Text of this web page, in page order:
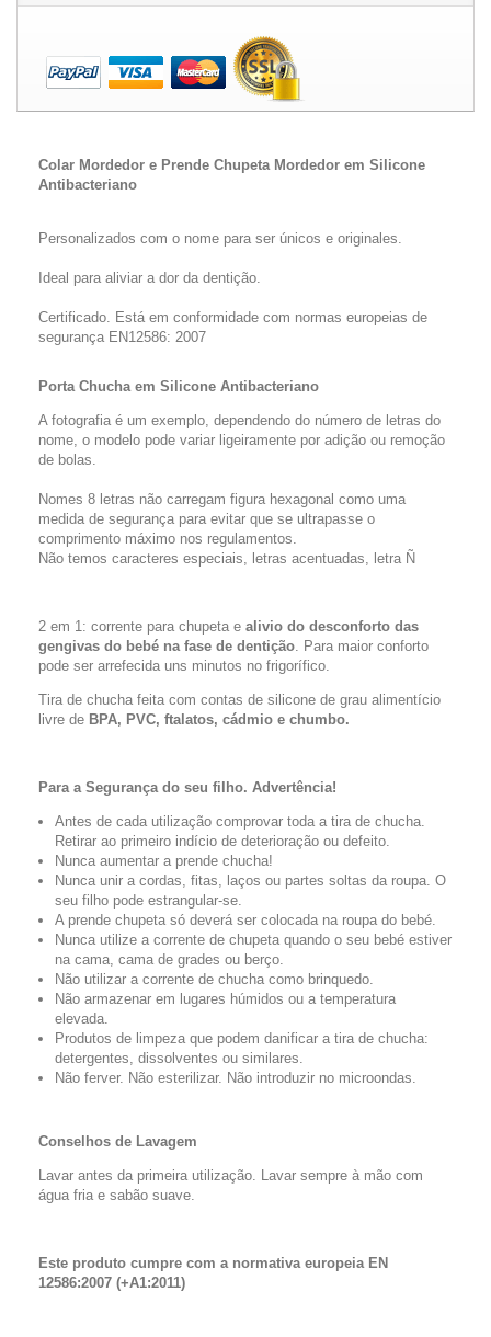
Colar Mordedor e Prende Chupeta Mordedor em Silicone
Antibacteriano
Personalizados com o nome para ser únicos e originales.
Ideal para aliviar a dor da dentição.
Certificado. Está em conformidade com normas europeias de
segurança EN12586: 2007
Porta Chucha em Silicone Antibacteriano
A fotografia é um exemplo, dependendo do número de letras do
nome, o modelo pode variar ligeiramente por adição ou remoção
de bolas.
Nomes 8 letras não carregam figura hexagonal como uma
medida de segurança para evitar que se ultrapasse o
comprimento máximo nos regulamentos.
Não temos caracteres especiais, letras acentuadas, letra Ñ
2 em 1: corrente para chupeta e alivio do desconforto das
gengivas do bebé na fase de dentição. Para maior conforto
pode ser arrefecida uns minutos no frigorífico.
Tira de chucha feita com contas de silicone de grau alimentício
livre de BPA, PVC, ftalatos, cádmio e chumbo.
Para a Segurança do seu filho. Advertência!
Antes de cada utilização comprovar toda a tira de chucha.
Retirar ao primeiro indício de deterioração ou defeito.
Nunca aumentar a prende chucha!
Nunca unir a cordas, fitas, laços ou partes soltas da roupa. O
seu filho pode estrangular-se.
A prende chupeta só deverá ser colocada na roupa do bebé.
Nunca utilize a corrente de chupeta quando o seu bebé estiver
na cama, cama de grades ou berço.
Não utilizar a corrente de chucha como brinquedo.
Não armazenar em lugares húmidos ou a temperatura
elevada.
Produtos de limpeza que podem danificar a tira de chucha:
detergentes, dissolventes ou similares.
Não ferver. Não esterilizar. Não introduzir no microondas.
Conselhos de Lavagem
Lavar antes da primeira utilização. Lavar sempre à mão com
água fria e sabão suave.
Este produto cumpre com a normativa europeia EN
12586:2007 (+A1:2011)